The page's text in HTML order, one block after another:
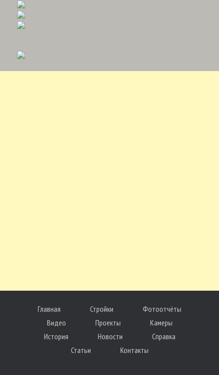
Главная Стройки
Фотоотчёты
Видео
Проекты
Камеры
История
Новости
Справка
Статьи
Контакты